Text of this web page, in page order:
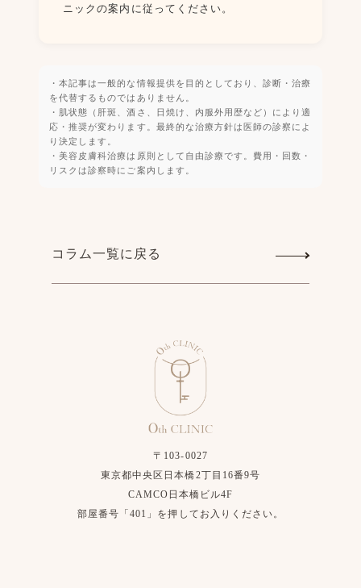
ニックの案内に従ってください。
・本記事は一般的な情報提供を目的としており、診断・治療
を代替するものではありません。
・肌状態（肝斑、酒さ、日焼け、内服外用歴など）により適
応・推奨が変わります。最終的な治療方針は医師の診察によ
り決定します。
・美容皮膚科治療は原則として自由診療です。費用・回数・
リスクは診察時にご案内します。
コラム一覧に戻る
〒103-0027
東京都中央区日本橋2丁目16番9号
CAMCO日本橋ビル4F
部屋番号「401」を押してお入りください。